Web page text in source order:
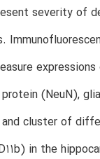
severity of
expressions
(NeuN),
and cluster of
in the